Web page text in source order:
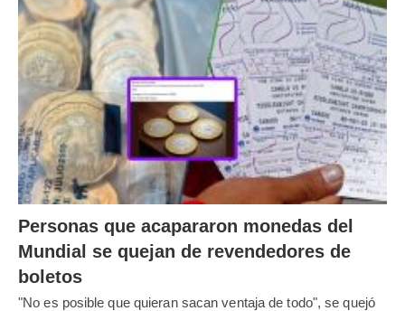
Personas que acapararon monedas del
Mundial se quejan de revendedores de
boletos
"No es posible que quieran sacan ventaja de todo", se quejó